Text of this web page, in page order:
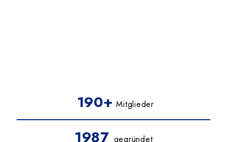
Kontakt
190+ Mitglieder
1987 gegründet